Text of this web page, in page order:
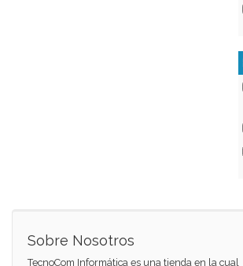
Sobre Nosotros
TecnoCom Informática es una tienda en la cual